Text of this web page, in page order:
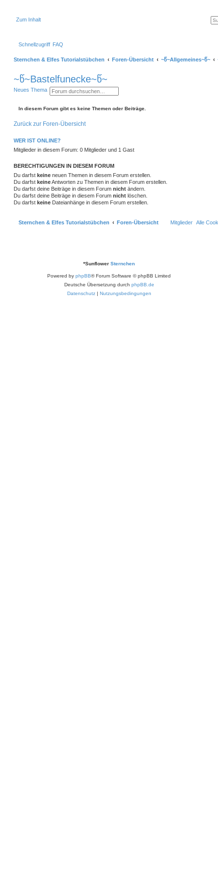
Zum Inhalt
Schnellzugriff FAQ
Sternchen & Elfes Tutorialstübchen Foren-Übersicht ~წ~Allgemeines~წ~
~წ~Bastelfunecke~წ~
Neues Thema S
u
h
E
r
e
e
e
S
u
h
In diesem Forum gibt es keine Themen oder Beiträge.
Zurück zur Foren-Übersicht
WER IST ONLINE?
Mitglieder in diesem Forum: 0 Mitglieder und 1 Gast
BERECHTIGUNGEN IN DIESEM FORUM
Du darfst keine neuen Themen in diesem Forum erstellen.
Du darfst keineAntworten zu Themen in diesem Forum erstellen.
Du darfst deine Beiträge in diesem Forum nicht ändern.
Du darfst deine Beiträge in diesem Forum nicht löschen.
Du darfst keine Dateianhänge in diesem Forum erstellen.
Sternchen & Elfes Tutorialstübchen Foren-Übersicht Alle
Mitglieder
*Sunflower Sternchen
Powered by phpBB® Forum Software © phpBB Limited
Deutsche Übersetzung durch phpBB.de
Datenschutz | Nutzungsbedingungen